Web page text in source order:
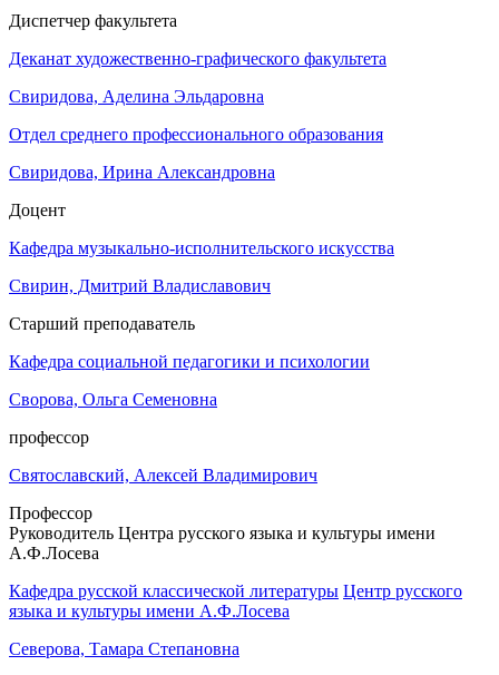
Диспетчер факультета
Деканат художественно-графического факультета
Свиридова, Аделина Эльдаровна
Отдел среднего профессионального образования
Свиридова, Ирина Александровна
Доцент
Кафедра музыкально-исполнительского искусства
Свирин, Дмитрий Владиславович
Старший преподаватель
Кафедра социальной педагогики и психологии
Сворова, Ольга Семеновна
профессор
Святославский, Алексей Владимирович
Профессор
Руководитель Центра русского языка и культуры имени
А.Ф.Лосева
Кафедра русской классической литературы Центр русского
языка и культуры имени А.Ф.Лосева
Северова, Тамара Степановна